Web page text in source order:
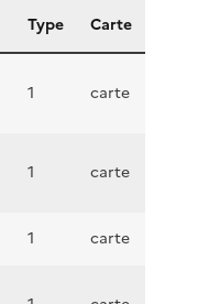
Type Carte
1 carte
1 carte
1 carte